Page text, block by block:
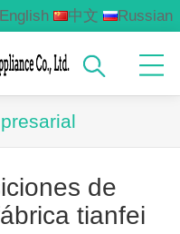
中文
Russian
de
tianfei